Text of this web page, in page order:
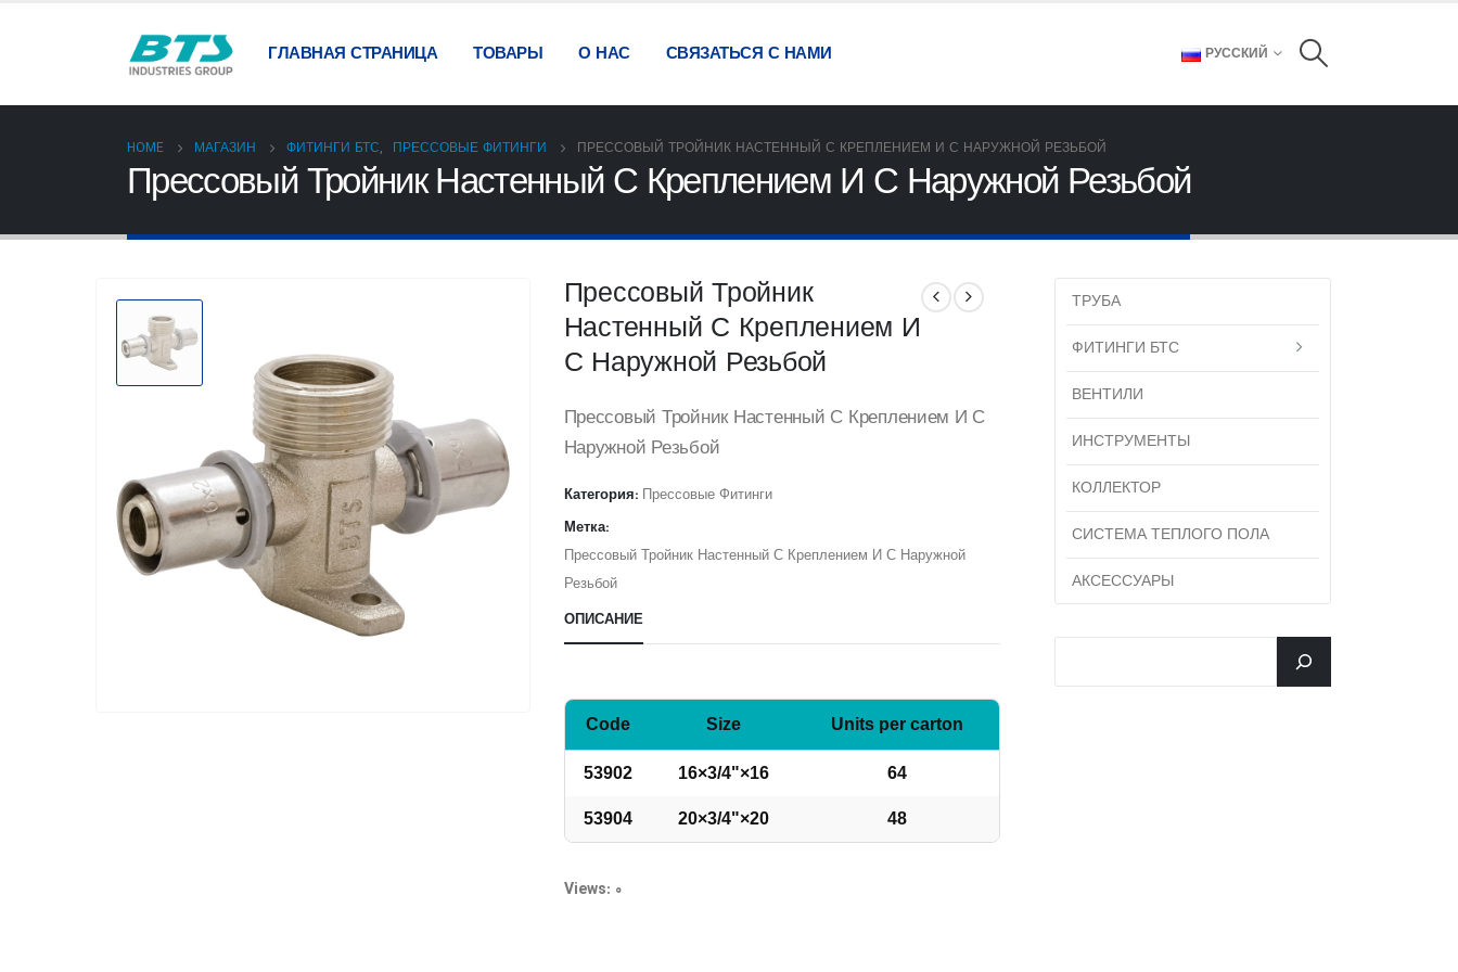
ГЛАВНАЯ СТРАНИЦА ТОВАРЫ О НАС СВЯЗАТЬСЯ С НАМИ РУССКИЙ
HOME МАГАЗИН ФИТИНГИ БТС, ПРЕССОВЫЕ ФИТИНГИ ПРЕССОВЫЙ ТРОЙНИК НАСТЕННЫЙ С КРЕПЛЕНИЕМ И С НАРУЖНОЙ РЕЗЬБОЙ
Прессовый Тройник Настенный С Креплением И С Наружной Резьбой
Прессовый Тройник
Настенный С Креплением И
С Наружной Резьбой
Прессовый Тройник Настенный С Креплением И С
Наружной Резьбой
Категория: Прессовые Фитинги
Метка:
Прессовый Тройник Настенный С Креплением И С Наружной
Резьбой
ОПИСАНИЕ
Code Size Units per carton
53902 16×3/4"×16 64
53904 20×3/4"×20 48
Views: 0
ТРУБА
ФИТИНГИ БТС
ВЕНТИЛИ
ИНСТРУМЕНТЫ
КОЛЛЕКТОР
СИСТЕМА ТЕПЛОГО ПОЛА
АКСЕССУАРЫ